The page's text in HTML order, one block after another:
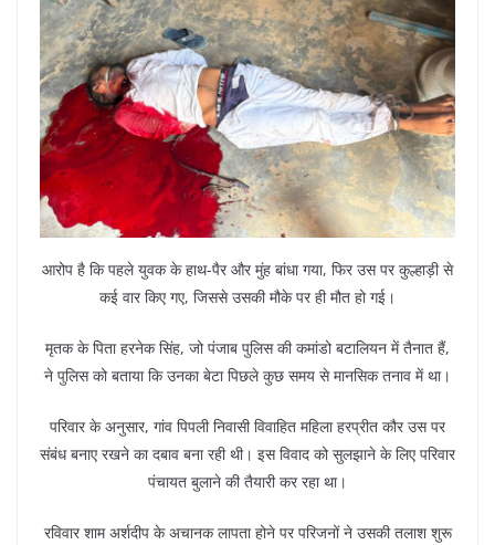
आरोप है कि पहले युवक के हाथ-पैर और मुंह बांधा गया, फिर उस पर कुल्हाड़ी से
कई वार किए गए, जिससे उसकी मौके पर ही मौत हो गई।
मृतक के पिता हरनेक सिंह, जो पंजाब पुलिस की कमांडो बटालियन में तैनात हैं,
ने पुलिस को बताया कि उनका बेटा पिछले कुछ समय से मानसिक तनाव में था।
परिवार के अनुसार, गांव पिपली निवासी विवाहित महिला हरप्रीत कौर उस पर
संबंध बनाए रखने का दबाव बना रही थी। इस विवाद को सुलझाने के लिए परिवार
पंचायत बुलाने की तैयारी कर रहा था।
रविवार शाम अर्शदीप के अचानक लापता होने पर परिजनों ने उसकी तलाश शुरू